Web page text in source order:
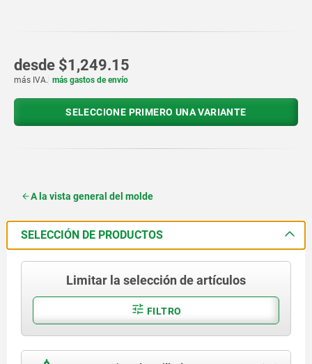
desde $1,249.15
más IVA. más gastos de envío
SELECCIONE PRIMERO UNA VARIANTE
A la vista general del molde
SELECCIÓN DE PRODUCTOS
Limitar la selección de artículos
FILTRO